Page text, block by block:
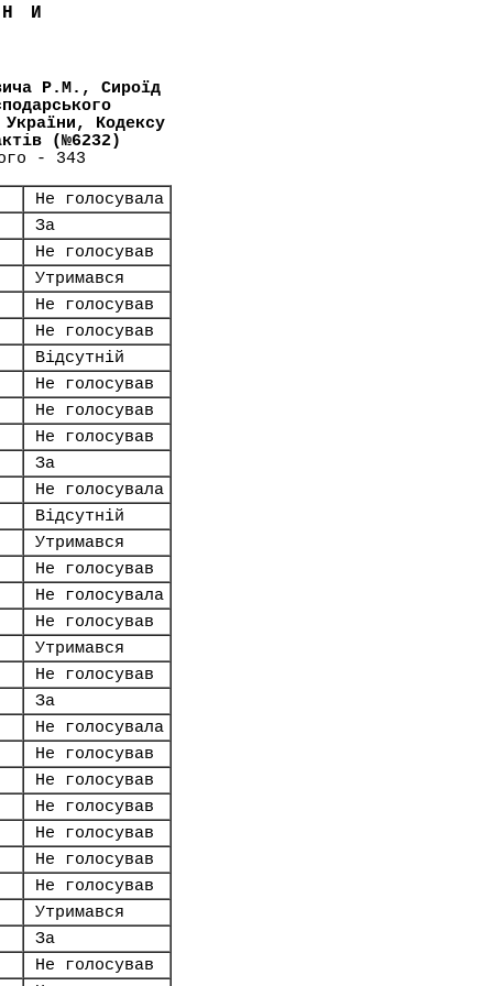
Р.М., Сироїд
України, Кодексу
(№6232)
- 343
Не голосувала
За
Не голосував
Утримався
Не голосував
Не голосував
Відсутній
Не голосував
Не голосував
Не голосував
За
Не голосувала
Відсутній
Утримався
Не голосував
Не голосувала
Не голосував
Утримався
Не голосував
За
Не голосувала
Не голосував
Не голосував
Не голосував
Не голосував
Не голосував
Не голосував
Утримався
За
Не голосував